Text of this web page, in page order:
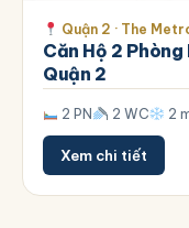
Quận 2 · The
Căn Hộ 2
Quận 2
2 PN 2 WC 2
Xem chi tiết